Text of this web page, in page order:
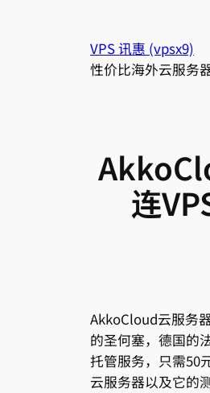
VPS 讯惠 (vpsx9)
性价比海外云服务
连
AkkoCloud云服务
的圣何塞，德国的
托管服务，只需50
云服务器以及它的